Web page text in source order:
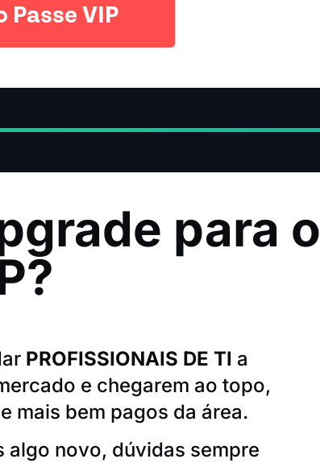
Passe VIP
para o
PROFISSIONAIS DE TI a
e chegarem ao topo,
mais bem pagos da área.
algo novo, dúvidas sempre